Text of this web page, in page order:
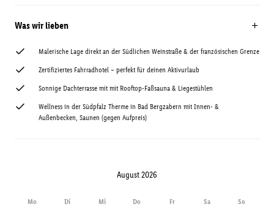
Was wir lieben
Malerische Lage direkt an der Südlichen Weinstraße & der französischen Grenze
Zertifiziertes Fahrradhotel – perfekt für deinen Aktivurlaub
Sonnige Dachterrasse mit mit Rooftop-Faßsauna & Liegestühlen
Wellness in der Südpfalz Therme in Bad Bergzabern mit Innen- &
Außenbecken, Saunen (gegen Aufpreis)
August 2026
Mo Di Mi Do Fr Sa So